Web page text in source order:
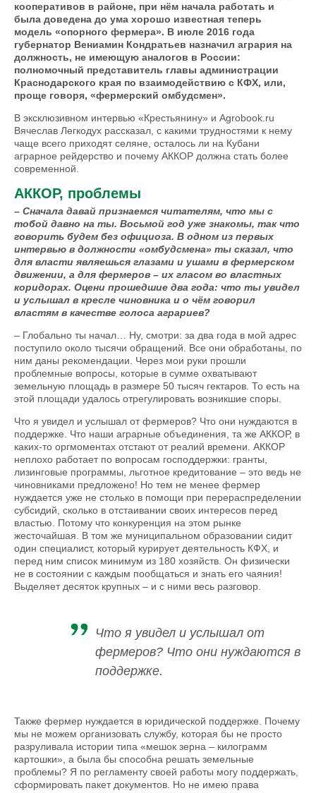
кооперативов в районе, при нём начала работать и
была доведена до ума хорошо известная теперь
модель «опорного фермера». В июле 2016 года
губернатор Вениамин Кондратьев назначил агрария на
должность, не имеющую аналогов в России:
полномочный представитель главы администрации
Краснодарского края по взаимодействию с КФХ, или,
проще говоря, «фермерский омбудсмен».
В эксклюзивном интервью «Крестьянину» и Agrobook.ru
Вячеслав Легкодух рассказал, с какими трудностями к нему
чаще всего приходят селяне, осталось ли на Кубани
аграрное рейдерство и почему АККОР должна стать более
современной.
АККОР, проблемы
– Сначала давай признаемся читателям, что мы с
тобой давно на ты. Восьмой год уже знакомы, так что
говорить будем без официоза. В одном из первых
интервью в должности «омбудс­мена» ты сказал, что
для власти являешься глазами и ушами в фермерском
движении, а для фермеров – их гласом во властных
коридорах. Оцени прошедшие два года: что ты увидел
и услышал в кресле чиновника и о чём говорил
властям в качестве голоса аграриев?
– Глобально ты начал… Ну, смотри: за два года в мой адрес
поступило около тысячи обращений. Все они обработаны, по
ним даны рекомендации. Через мои руки прошли
проблемные вопросы, которые в сумме охватывают
земельную площадь в размере 50 тысяч гектаров. То есть на
этой площади удалось отрегулировать возникшие споры.
Что я увидел и услышал от фермеров? Что они нуждаются в
поддержке. Что наши аграрные объединения, та же АККОР, в
каких-то оргмоментах отстают от реалий времени. АККОР
неплохо работает по вопросам господдержки: гранты,
лизинговые программы, льготное кредитование – это ведь не
чиновниками предложено! Но тем не менее фермер
нуждается уже не столько в помощи при перераспределении
субсидий, сколько в отстаи­вании своих интересов перед
властью. Потому что конкуренция на этом рынке
жесточайшая. В том же муниципальном образовании сидит
один специалист, который курирует деятельность КФХ, и
перед ним список минимум из 180 хозяйств. Он физически
не в состоянии с каждым пообщаться и знать его чаяния!
Выделяет десяток крупных – и с ними весь разговор.
Что я увидел и услышал от
фермеров? Что они нуждаются в
поддержке.
Также фермер нуждается в юридической поддержке. Почему
мы не можем организовать службу, которая бы не просто
разруливала истории типа «мешок зерна – килограмм
картошки», а была бы способна решать земельные
проблемы? Я по регламенту своей работы могу поддержать,
сформировать пакет документов. Но не имею права